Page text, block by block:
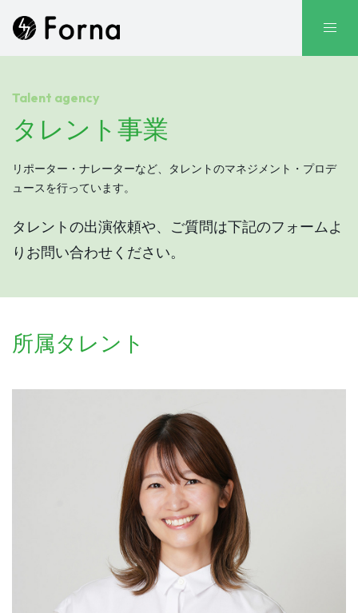
Talent agency
タレント事業
リポーター・ナレーターなど、タレントのマネジメント・プロデ
ュースを行っています。
タレントの出演依頼や、ご質問は下記のフォームよ
りお問い合わせください。
所属タレント